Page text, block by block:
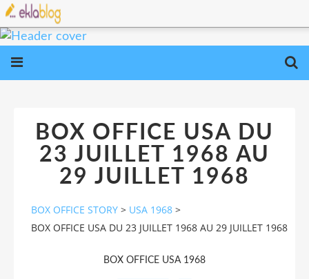
BOX OFFICE USA DU
23 JUILLET 1968 AU
29 JUILLET 1968
BOX OFFICE STORY > USA 1968 >
BOX OFFICE USA DU 23 JUILLET 1968 AU 29 JUILLET 1968
BOX OFFICE USA 1968